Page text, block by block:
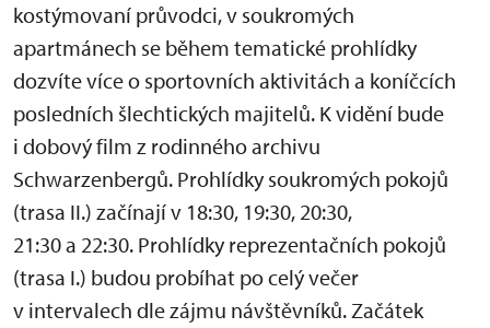
kostýmovaní průvodci, v soukromých
apartmánech se během tematické prohlídky
dozvíte více o sportovních aktivitách a koníčcích
posledních šlechtických majitelů. K vidění bude
i dobový film z rodinného archivu
Schwarzenbergů. Prohlídky soukromých pokojů
(trasa II.) začínají v 18:30, 19:30, 20:30,
21:30 a 22:30. Prohlídky reprezentačních pokojů
(trasa I.) budou probíhat po celý večer
v intervalech dle zájmu návštěvníků. Začátek